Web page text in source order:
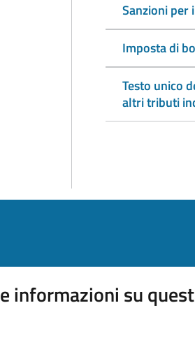
Sanzioni per
Imposta di
Testo unico
altri tributi
informazioni su